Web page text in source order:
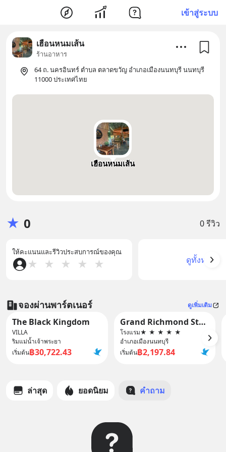
เข้าสู่ระบบ
เฮือนหนมเส้น
ร้านอาหาร
64 ถ. นครอินทร์ ตำบล ตลาดขวัญ อำเภอเมืองนนทบุรี นนทบุรี
11000 ประเทศไทย
เฮือนหนมเส้น
★ 0 0 รีวิว
ให้คะแนนและรีวิวประสบการณ์ของคุณ
★ ★ ★ ★ ★ ดูทั้งหมด
จองผ่านพาร์ตเนอร์ ดูเพิ่มเติม
The Black Kingdom
VILLA
ริมแม่น้ำเจ้าพระยา
เริ่มต้น฿30,722.43
Grand Richmond Stylish Convention Hotel
โรงแรม★ ★ ★ ★ ★
อำเภอเมืองนนทบุรี
เริ่มต้น฿2,197.84
ล่าสุด ยอดนิยม คำถาม